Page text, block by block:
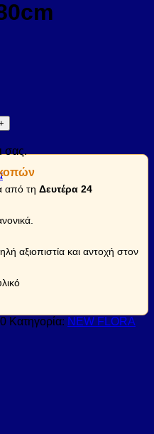
σας.
από τη Δευτέρα 24
αξιοπιστία και αντοχή στον
Κατηγορία: NEW FLORA